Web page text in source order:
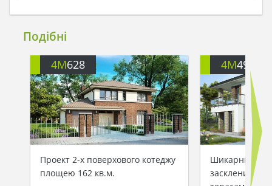
Подібні
4M628
Проект 2-х поверхового котеджу
площею 162 кв.м.
4M499
Шикарний
заскленими